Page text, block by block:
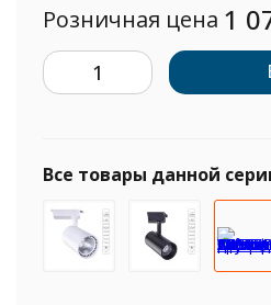
Розничная цена 1
Все товары данной